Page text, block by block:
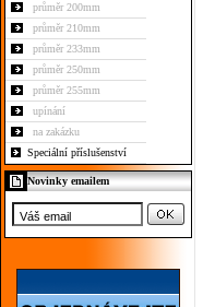
průměr 200mm
průměr 210mm
průměr 233mm
průměr 250mm
průměr 255mm
upínání
na zakázku
Speciální příslušenství
Novinky emailem